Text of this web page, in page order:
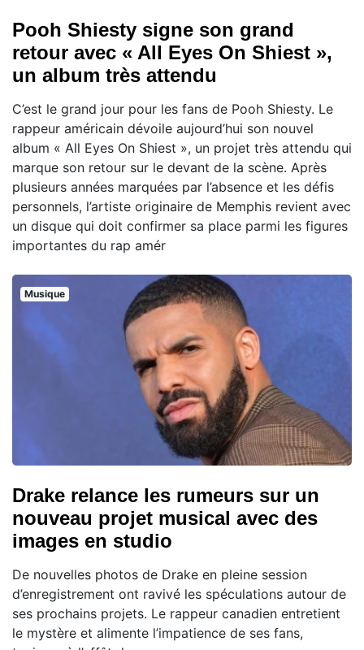
Pooh Shiesty signe son grand
retour avec « All Eyes On Shiest »,
un album très attendu
C’est le grand jour pour les fans de Pooh Shiesty. Le
rappeur américain dévoile aujourd’hui son nouvel
album « All Eyes On Shiest », un projet très attendu qui
marque son retour sur le devant de la scène. Après
plusieurs années marquées par l’absence et les défis
personnels, l’artiste originaire de Memphis revient avec
un disque qui doit confirmer sa place parmi les figures
importantes du rap amér
Musique
Drake relance les rumeurs sur un
nouveau projet musical avec des
images en studio
De nouvelles photos de Drake en pleine session
d’enregistrement ont ravivé les spéculations autour de
ses prochains projets. Le rappeur canadien entretient
le mystère et alimente l’impatience de ses fans,